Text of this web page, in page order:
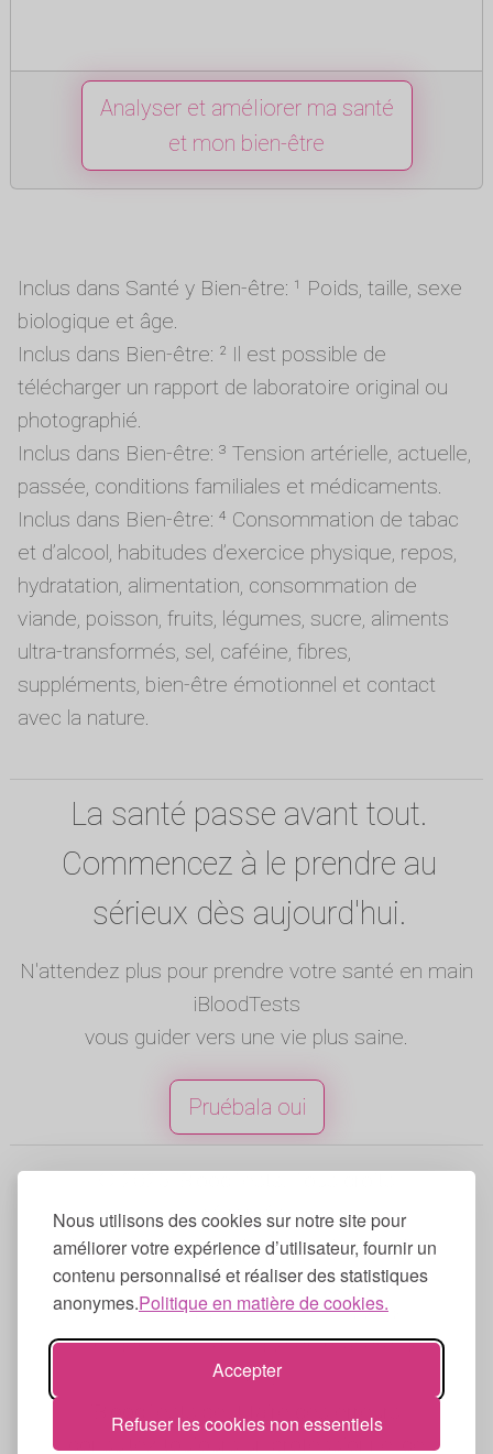
Nous utilisons des cookies sur notre site pour
améliorer votre expérience d’utilisateur, fournir un
contenu personnalisé et réaliser des statistiques
anonymes.Politique en matière de cookies.
Accepter
Refuser les cookies non essentiels
Analyser et améliorer ma santé
et mon bien-être
Inclus dans Santé y Bien-être: ¹ Poids, taille, sexe
biologique et âge.
Inclus dans Bien-être: ² Il est possible de
télécharger un rapport de laboratoire original ou
photographié.
Inclus dans Bien-être: ³ Tension artérielle, actuelle,
passée, conditions familiales et médicaments.
Inclus dans Bien-être: ⁴ Consommation de tabac
et d’alcool, habitudes d’exercice physique, repos,
hydratation, alimentation, consommation de
viande, poisson, fruits, légumes, sucre, aliments
ultra-transformés, sel, caféine, fibres,
suppléments, bien-être émotionnel et contact
avec la nature.
La santé passe avant tout.
Commencez à le prendre au
sérieux dès aujourd'hui.
N'attendez plus pour prendre votre santé en main
iBloodTests
vous guider vers une vie plus saine.
Pruébala oui
réservés.
Anglais|Espagnol|Francés|Portugais |
Allemand|Italien
Conditions d'utilisation|Politique de
confidentialité|Politique en matière de
cookies
iBloodTests peut faire des erreurs,
consultez toujours un professionnel de